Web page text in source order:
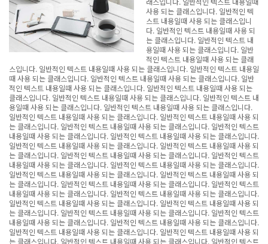
사용 되는 클래스입니다. 일반적인 텍
스트 내용일때 사용 되는 클래스입니
다. 일반적인 텍스트 내용일때 사용 되
는 클래스입니다. 일반적인 텍스트 내
용일때 사용 되는 클래스입니다. 일반
적인 텍스트 내용일때 사용 되는 클래
스입니다. 일반적인 텍스트 내용일때 사용 되는 클래스입니다. 일반적인 텍스트 내용일
때 사용 되는 클래스입니다. 일반적인 텍스트 내용일때 사용 되는 클래스입니다. 일반
적인 텍스트 내용일때 사용 되는 클래스입니다. 일반적인 텍스트 내용일때 사용 되는
클래스입니다. 일반적인 텍스트 내용일때 사용 되는 클래스입니다. 일반적인 텍스트 내
용일때 사용 되는 클래스입니다. 일반적인 텍스트 내용일때 사용 되는 클래스입니다.
일반적인 텍스트 내용일때 사용 되는 클래스입니다. 일반적인 텍스트 내용일때 사용 되
는 클래스입니다. 일반적인 텍스트 내용일때 사용 되는 클래스입니다. 일반적인 텍스트
내용일때 사용 되는 클래스입니다. 일반적인 텍스트 내용일때 사용 되는 클래스입니다.
일반적인 텍스트 내용일때 사용 되는 클래스입니다. 일반적인 텍스트 내용일때 사용 되
는 클래스입니다. 일반적인 텍스트 내용일때 사용 되는 클래스입니다. 일반적인 텍스트
내용일때 사용 되는 클래스입니다. 일반적인 텍스트 내용일때 사용 되는 클래스입니다.
일반적인 텍스트 내용일때 사용 되는 클래스입니다. 일반적인 텍스트 내용일때 사용 되
는 클래스입니다. 일반적인 텍스트 내용일때 사용 되는 클래스입니다. 일반적인 텍스트
내용일때 사용 되는 클래스입니다. 일반적인 텍스트 내용일때 사용 되는 클래스입니다.
일반적인 텍스트 내용일때 사용 되는 클래스입니다. 일반적인 텍스트 내용일때 사용 되
는 클래스입니다. 일반적인 텍스트 내용일때 사용 되는 클래스입니다. 일반적인 텍스트
내용일때 사용 되는 클래스입니다. 일반적인 텍스트 내용일때 사용 되는 클래스입니다.
일반적인 텍스트 내용일때 사용 되는 클래스입니다. 일반적인 텍스트 내용일때 사용 되
는 클래스입니다. 일반적인 텍스트 내용일때 사용 되는 클래스입니다. 일반적인 텍스트